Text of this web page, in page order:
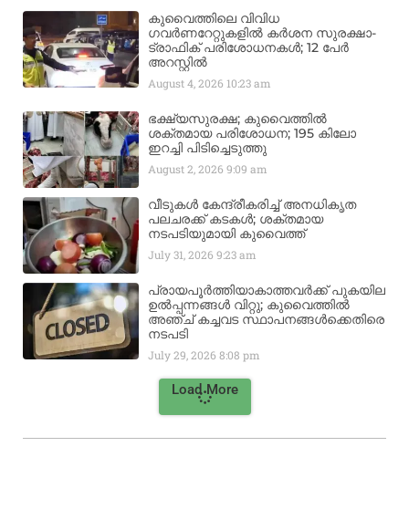
കുവൈത്തിലെ വിവിധ
ഗവർണറേറ്റുകളിൽ കർശന സുരക്ഷാ-
ട്രാഫിക് പരിശോധനകൾ; 12 പേർ
അറസ്റ്റിൽ
August 4, 2026 10:23 am
ഭക്ഷ്യസുരക്ഷ; കുവൈത്തിൽ
ശക്തമായ പരിശോധന; 195 കിലോ
ഇറച്ചി പിടിച്ചെടുത്തു
August 2, 20269:09 am
വീടുകൾ കേന്ദ്രീകരിച്ച് അനധികൃത
പലചരക്ക് കടകൾ; ശക്തമായ
നടപടിയുമായി കുവൈത്ത്
July 31, 20269:23 am
പ്രായപൂർത്തിയാകാത്തവർക്ക് പുകയില
ഉൽപ്പന്നങ്ങൾ വിറ്റു; കുവൈത്തിൽ
അഞ്ച് കച്ചവട സ്ഥാപനങ്ങൾക്കെതിരെ
നടപടി
July 29, 20268:08 pm
Load More